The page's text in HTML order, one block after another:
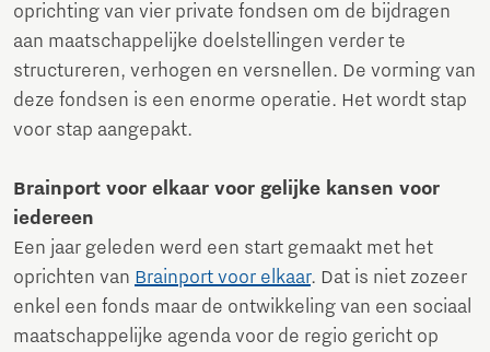
oprichting van vier private fondsen om de bijdragen
aan maatschappelijke doelstellingen verder te
structureren, verhogen en versnellen. De vorming van
deze fondsen is een enorme operatie. Het wordt stap
voor stap aangepakt.
Brainport voor elkaar voor gelijke kansen voor
iedereen
Een jaar geleden werd een start gemaakt met het
oprichten van Brainport voor elkaar. Dat is niet zozeer
enkel een fonds maar de ontwikkeling van een sociaal
maatschappelijke agenda voor de regio gericht op